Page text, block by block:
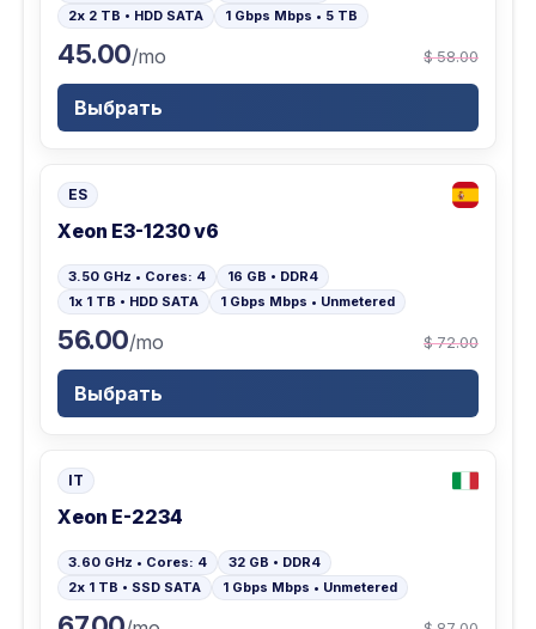
2x 2 TB • HDD SATA
1 Gbps Mbps • 5 TB
45.00/mo $ 58.00
Выбрать
ES
Xeon E3-1230 v6
3.50 GHz • Cores: 4
16 GB • DDR4
1x 1 TB • HDD SATA
1 Gbps Mbps • Unmetered
56.00/mo $ 72.00
Выбрать
IT
Xeon E-2234
3.60 GHz • Cores: 4
32 GB • DDR4
2x 1 TB • SSD SATA
1 Gbps Mbps • Unmetered